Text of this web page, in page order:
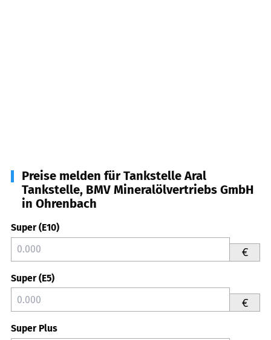
Preise melden für Tankstelle Aral
Tankstelle, BMV Mineralölvertriebs GmbH
in Ohrenbach
Super (E10)
€
Super (E5)
€
Super Plus